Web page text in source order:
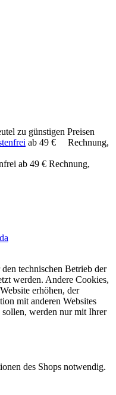
zu günstigen Preisen
ab 49 €
Rechnung,
ab 49 € Rechnung,
technischen Betrieb der
werden. Andere Cookies,
erhöhen, der
mit anderen Websites
werden nur mit Ihrer
des Shops notwendig.